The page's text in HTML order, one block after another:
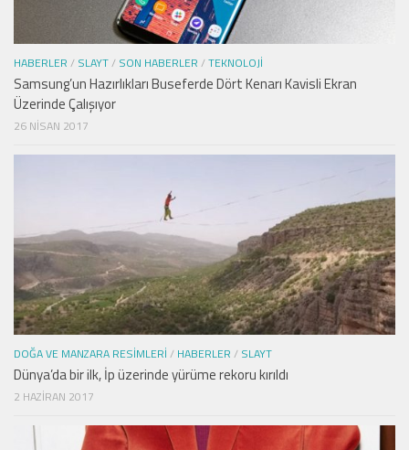
HABERLER / SLAYT/ SON HABERLER /TEKNOLOJI
Samsung’un Hazırlıkları Buseferde Dört Kenarı Kavisli Ekran
Üzerinde Çalışıyor
26 NISAN 2017
DOĞA VE MANZARA RESIMLERI / HABERLER / SLAYT
Dünya’da bir ilk, İp üzerinde yürüme rekoru kırıldı
2 HAZIRAN 2017